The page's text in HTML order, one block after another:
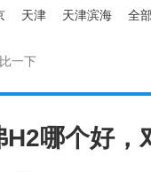
天津 天津滨海 全
一下
哪个好，